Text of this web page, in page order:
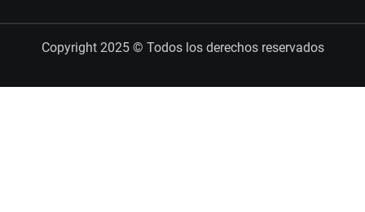
Copyright 2025 © Todos los derechos reservados